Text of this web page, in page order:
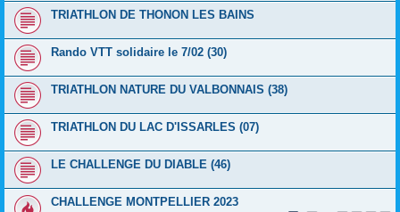
TRIATHLON DE THONON LES BAINS
Rando VTT solidaire le 7/02 (30)
TRIATHLON NATURE DU VALBONNAIS (38)
TRIATHLON DU LAC D'ISSARLES (07)
LE CHALLENGE DU DIABLE (46)
CHALLENGE MONTPELLIER 2023